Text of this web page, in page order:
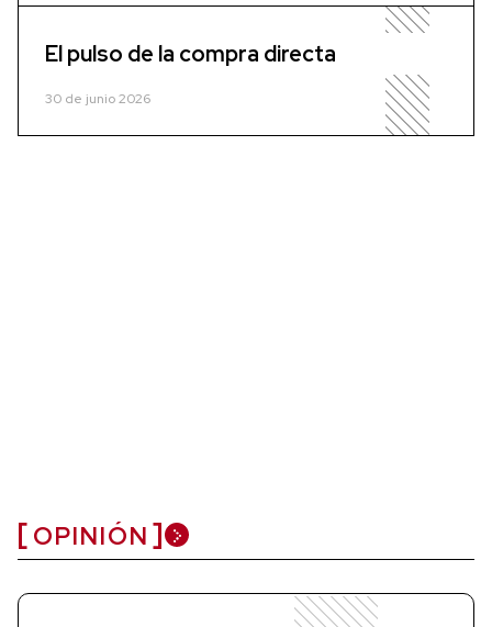
El pulso de la compra directa
30 de junio 2026
OPINIÓN